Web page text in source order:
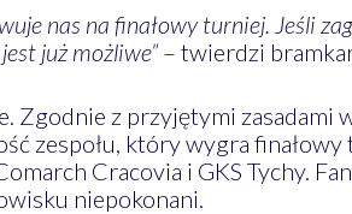
nas na finałowy turniej. Jeśli
już możliwe”– twierdzi
Zgodnie z przyjętymi zasadami
zespołu, który wygra
Cracovia i GKS Tychy.
niepokonani.